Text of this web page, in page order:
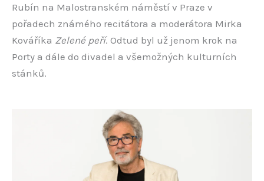
Rubín na Malostranském náměstí v Praze v
pořadech známého recitátora a moderátora Mirka
Kováříka Zelené peří. Odtud byl už jenom krok na
Porty a dále do divadel a všemožných kulturních
stánků.